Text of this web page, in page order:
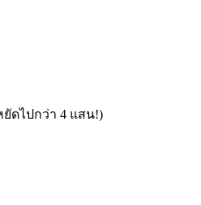
ยัดไปกว่า 4 แสน!)